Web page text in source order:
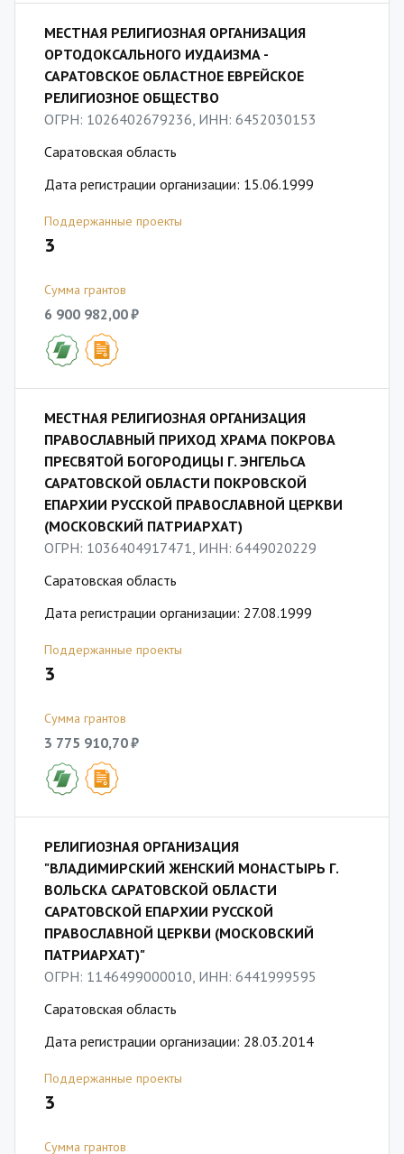
МЕСТНАЯ РЕЛИГИОЗНАЯ ОРГАНИЗАЦИЯ
ОРТОДОКСАЛЬНОГО ИУДАИЗМА -
САРАТОВСКОЕ ОБЛАСТНОЕ ЕВРЕЙСКОЕ
РЕЛИГИОЗНОЕ ОБЩЕСТВО
ОГРН: 1026402679236, ИНН: 6452030153
Саратовская область
Дата регистрации организации: 15.06.1999
Поддержанные проекты
3
Сумма грантов
6 900 982,00 ₽
МЕСТНАЯ РЕЛИГИОЗНАЯ ОРГАНИЗАЦИЯ
ПРАВОСЛАВНЫЙ ПРИХОД ХРАМА ПОКРОВА
ПРЕСВЯТОЙ БОГОРОДИЦЫ Г. ЭНГЕЛЬСА
САРАТОВСКОЙ ОБЛАСТИ ПОКРОВСКОЙ
ЕПАРХИИ РУССКОЙ ПРАВОСЛАВНОЙ ЦЕРКВИ
(МОСКОВСКИЙ ПАТРИАРХАТ)
ОГРН: 1036404917471, ИНН: 6449020229
Саратовская область
Дата регистрации организации: 27.08.1999
Поддержанные проекты
3
Сумма грантов
3 775 910,70 ₽
РЕЛИГИОЗНАЯ ОРГАНИЗАЦИЯ
"ВЛАДИМИРСКИЙ ЖЕНСКИЙ МОНАСТЫРЬ Г.
ВОЛЬСКА САРАТОВСКОЙ ОБЛАСТИ
САРАТОВСКОЙ ЕПАРХИИ РУССКОЙ
ПРАВОСЛАВНОЙ ЦЕРКВИ (МОСКОВСКИЙ
ПАТРИАРХАТ)"
ОГРН: 1146499000010, ИНН: 6441999595
Саратовская область
Дата регистрации организации: 28.03.2014
Поддержанные проекты
3
Сумма грантов